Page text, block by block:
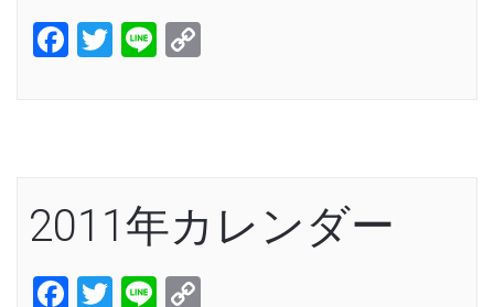
Facebook
Twitter
Line
2011年カレンダー
Facebook
Twitter
Line